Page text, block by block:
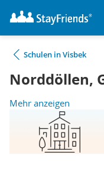
Schulen in Visbek
Norddöllen,
Mehr anzeigen